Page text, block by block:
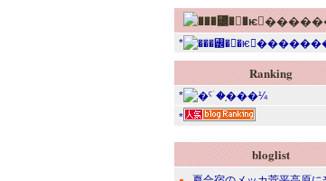
*
Ranking
*
*
bloglist